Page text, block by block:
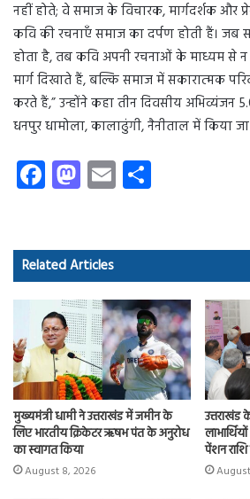
नहीं होते; वे समाज के विचारक, मार्गदर्शक और
कवि की रचनाएँ समाज का दर्पण होती हैं।
होता है, तब कवि अपनी रचनाओं के माध्यम से
मार्ग दिखाते हैं, बल्कि समाज में सकारात्मक
करते हैं,” उन्होंने कहा तीन दिवसीय
धनपुर धामोला, कालाढुंगी, नैनीताल में किया जा
Fa
ce
o
ok
M
as
d
o
n
E
m
Related Articles
मुख्यमंत्री धामी ने उत्तराखंड में जमीन के
लिए भारतीय क्रिकेटर ऋषभ पंत के अनुरोध
का स्वागत किया
August 8, 2026
उत्तराखंड
पेंशन